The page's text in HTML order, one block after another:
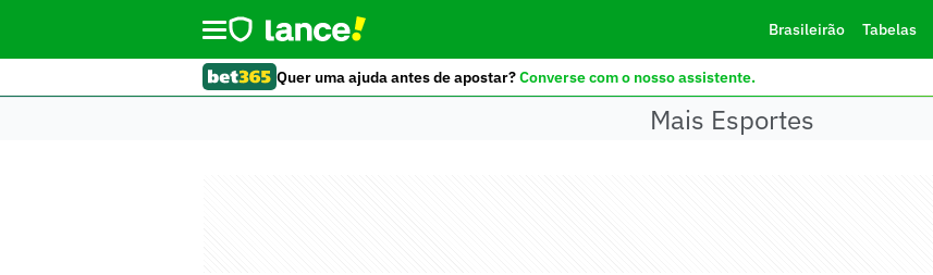
Brasileirão Tabelas
Quer uma ajuda antes de apostar?Converse com o nosso assistente.
Mais Esportes